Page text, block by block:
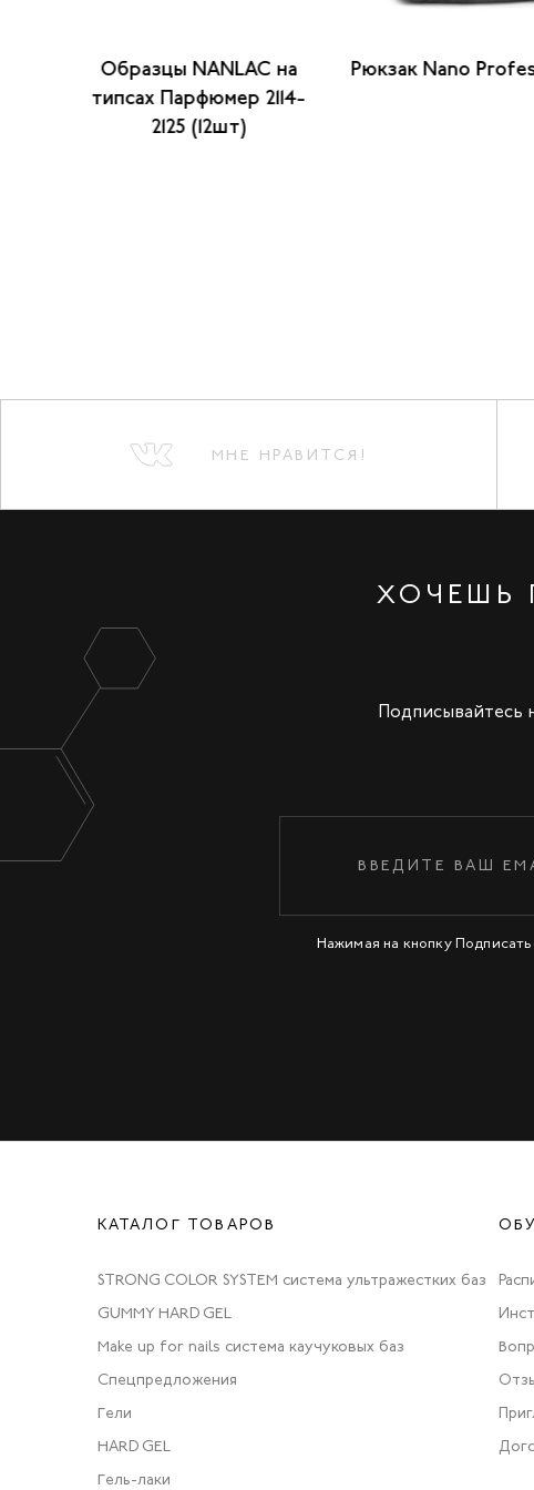
Образцы NANLAC на
типсах Парфюмер 2114-
2125 (12шт)
Рюкзак Nano
МНЕ НРАВИТСЯ!
ХОЧЕШЬ
Подписывайтесь
Нажимая на кнопку
КАТАЛОГ ТОВАРОВ
STRONG COLOR SYSTEM система ультражестких баз
GUMMY HARD GEL
Make up for nails система каучуковых баз
Спецпредложения
Гели
HARD GEL
Гель-лаки